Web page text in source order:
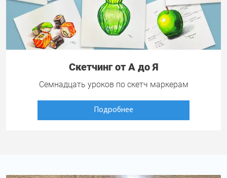
Скетчинг от А до Я
Семнадцать уроков по скетч маркерам
Подробнее